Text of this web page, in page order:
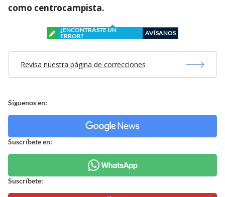
como centrocampista.
¿ENCONTRASTE UN
ERROR?
AVÍSANOS
Revisa nuestra página de correcciones
Síguenos en:
Suscríbete en:
Suscríbete: